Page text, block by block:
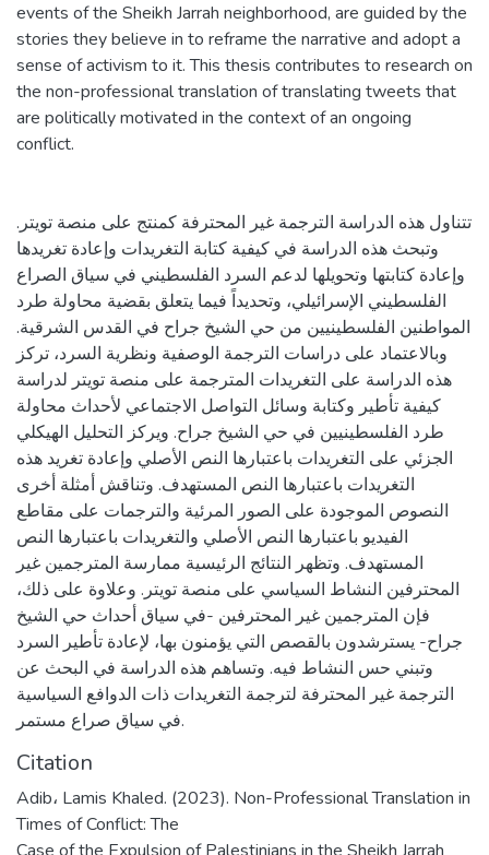
events of the Sheikh Jarrah neighborhood, are guided by the
stories they believe in to reframe the narrative and adopt a
sense of activism to it. This thesis contributes to research on
the non-professional translation of translating tweets that
are politically motivated in the context of an ongoing
conflict.
تتناول هذه الدراسة الترجمة غير المحترفة كمنتج على منصة تويتر.
وتبحث هذه الدراسة في كيفية كتابة التغريدات وإعادة تغريدها
وإعادة كتابتها وتحويلها لدعم السرد الفلسطيني في سياق الصراع
الفلسطيني الإسرائيلي، وتحديداً فيما يتعلق بقضية محاولة طرد
المواطنين الفلسطينيين من حي الشيخ جراح في القدس الشرقية.
وبالاعتماد على دراسات الترجمة الوصفية ونظرية السرد، تركز
هذه الدراسة على التغريدات المترجمة على منصة تويتر لدراسة
كيفية تأطير وكتابة وسائل التواصل الاجتماعي لأحداث محاولة
طرد الفلسطينيين في حي الشيخ جراح. ويركز التحليل الهيكلي
الجزئي على التغريدات باعتبارها النص الأصلي وإعادة تغريد هذه
التغريدات باعتبارها النص المستهدف. وتناقش أمثلة أخرى
النصوص الموجودة على الصور المرئية والترجمات على مقاطع
الفيديو باعتبارها النص الأصلي والتغريدات باعتبارها النص
المستهدف. وتظهر النتائج الرئيسية ممارسة المترجمين غير
المحترفين النشاط السياسي على منصة تويتر. وعلاوة على ذلك،
فإن المترجمين غير المحترفين -في سياق أحداث حي الشيخ
جراح- يسترشدون بالقصص التي يؤمنون بها، لإعادة تأطير السرد
وتبني حس النشاط فيه. وتساهم هذه الدراسة في البحث عن
الترجمة غير المحترفة لترجمة التغريدات ذات الدوافع السياسية
في سياق صراع مستمر.
Citation
Adib، Lamis Khaled. (2023). Non-Professional Translation in
Times of Conflict: The